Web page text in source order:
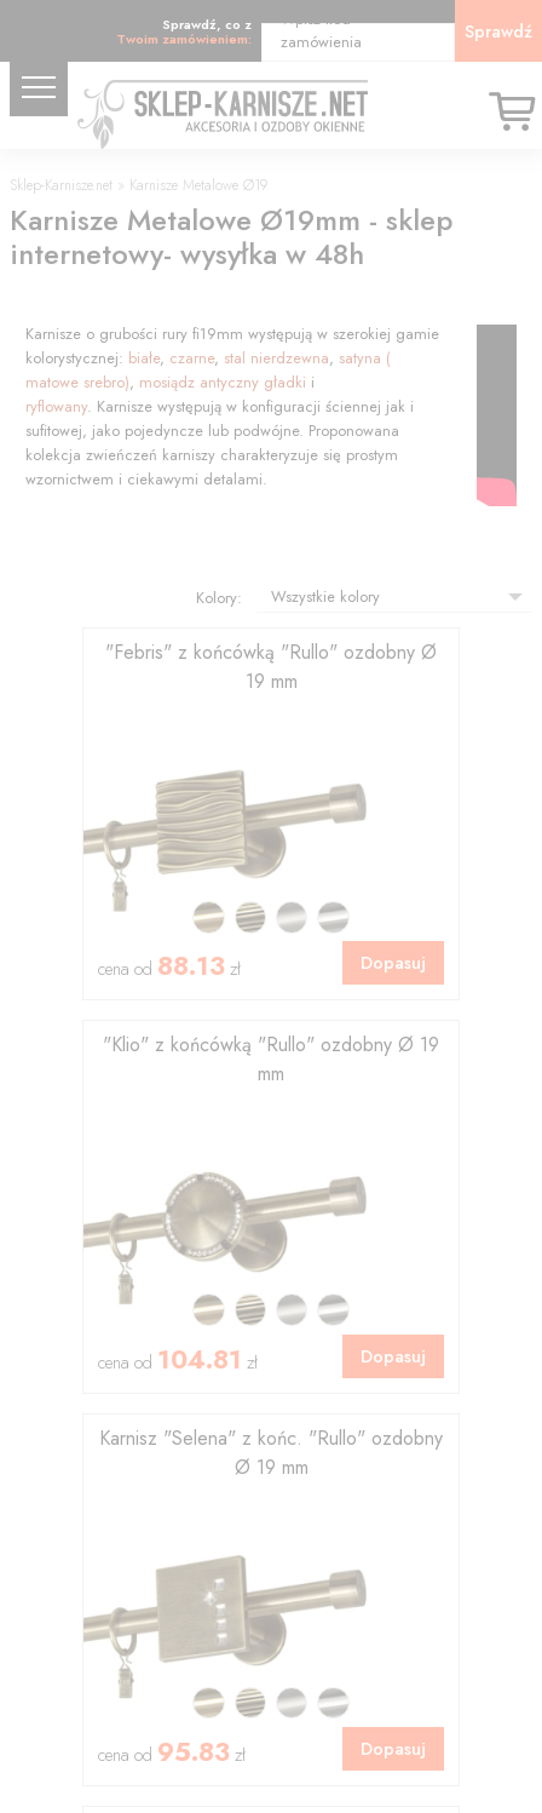
Sprawdź, co z
Twoim zamówieniem:
Wpisz kod
zamówienia
Sprawdź
Sklep-Karnisze.net » Karnisze Metalowe Ø19
Karnisze Metalowe Ø19mm - sklep
internetowy- wysyłka w 48h
Karnisze o grubości rury fi19mm występują w szerokiej gamie
kolorystycznej: białe, czarne, stal nierdzewna, satyna (
matowe srebro), mosiądz antyczny gładki i
ryflowany. Karnisze występują w konfiguracji ściennej jak i
sufitowej, jako pojedyncze lub podwójne. Proponowana
kolekcja zwieńczeń karniszy charakteryzuje się prostym
wzornictwem i ciekawymi detalami.
Kolory:
"Febris" z końcówką "Rullo" ozdobny Ø
19 mm
cena od 88.13 zł Dopasuj
"Klio" z końcówką "Rullo" ozdobny Ø 19
mm
cena od 104.81 zł Dopasuj
Karnisz "Selena" z końc. "Rullo" ozdobny
Ø 19 mm
cena od 95.83 zł Dopasuj